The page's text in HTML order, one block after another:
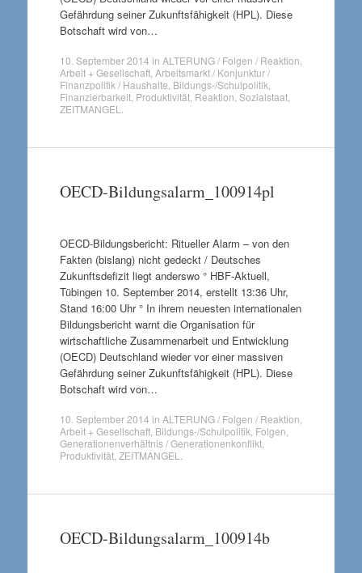
Gefährdung seiner Zukunftsfähigkeit (HPL). Diese
Botschaft wird von…
10. September 2014 in ALTERUNG / Folgen / Reaktion
Arbeit + Gesellschaft, Arbeitsmarkt / Konjunktur /
Finanzpolitik / Haushalte Bildungs-/Schulpolitik
Finanzierbarkeit, Produktivität, Reaktion Sozialstaat,
ZEITMANGEL
OECD-Bildungsalarm_100914pl
OECD-Bildungsbericht: Ritueller Alarm – von den
Fakten (bislang) nicht gedeckt / Deutsches
Zukunftsdefizit liegt anderswo ° HBF-Aktuell,
Tübingen 10. September 2014, erstellt 13:36 Uhr,
Stand 16:00 Uhr ° In ihrem neuesten internationalen
Bildungsbericht warnt die Organisation für
wirtschaftliche Zusammenarbeit und Entwicklung
(OECD) Deutschland wieder vor einer massiven
Gefährdung seiner Zukunftsfähigkeit (HPL). Diese
Botschaft wird von…
10. September 2014 in ALTERUNG / Folgen / Reaktion
Arbeit + Gesellschaft, Bildungs-/Schulpolitik Folgen
Generationenverhältnis / Generationenkonflikt,
Produktivität, ZEITMANGEL
OECD-Bildungsalarm_100914b